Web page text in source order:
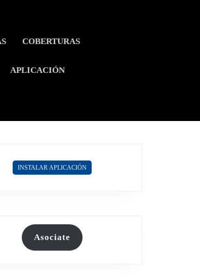
COBERTURAS
APLICACIÓN
INSTALAR APLICACIÓN
Asociate